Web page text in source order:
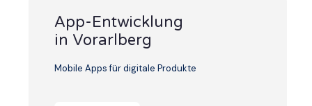
App-Entwicklung
in Vorarlberg
Mobile Apps für digitale Produkte